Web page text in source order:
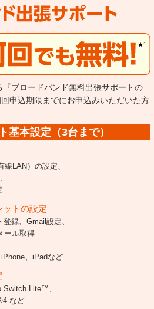
ブロードバンド無料出張サポートの
申込期限までにお申込みいただいた方
基本設定（3台まで）
LAN）の設定、
ットの設定
録、Gmail設定、
ール取得
、iPadなど
Lite™、
など